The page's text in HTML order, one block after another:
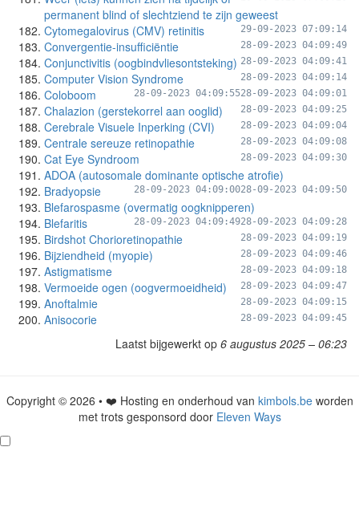
permanent blind of slechtziend te zijn geweest
29-09-2023 07:09:14
Cytomegalovirus (CMV) retinitis
28-09-2023 04:09:49
Convergentie-insufficiëntie
28-09-2023 04:09:41
Conjunctivitis (oogbindvliesontsteking)
28-09-2023 04:09:14
Computer Vision Syndrome
28-09-2023 04:09:01
Coloboom 28-09-2023 04:09:55
Chalazion (gerstekorrel aan ooglid) 28-09-2023 04:09:25
Cerebrale Visuele Inperking (CVI) 28-09-2023 04:09:04
Centrale sereuze retinopathie 28-09-2023 04:09:08
Cat Eye Syndroom 28-09-2023 04:09:30
ADOA (autosomale dominante optische atrofie)
28-09-2023 04:09:50
Bradyopsie 28-09-2023 04:09:00
Blefarospasme (overmatig oogknipperen)
28-09-2023 04:09:28
Blefaritis 28-09-2023 04:09:49
Birdshot Chorioretinopathie 28-09-2023 04:09:19
Bijziendheid (myopie) 28-09-2023 04:09:46
Astigmatisme 28-09-2023 04:09:18
Vermoeide ogen (oogvermoeidheid) 28-09-2023 04:09:47
Anoftalmie 28-09-2023 04:09:15
Anisocorie 28-09-2023 04:09:45
Laatst bijgewerkt op 6 augustus 2025 – 06:23
Copyright © 2026 • ❤️ Hosting en onderhoud van kimbols.beworden
met trots gesponsord door Eleven Ways